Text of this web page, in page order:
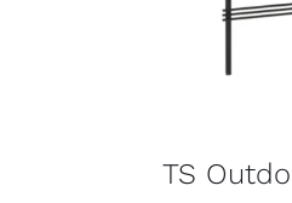
TS